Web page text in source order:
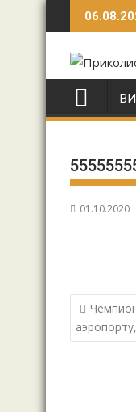
Перейти
к
01.10.2020
по